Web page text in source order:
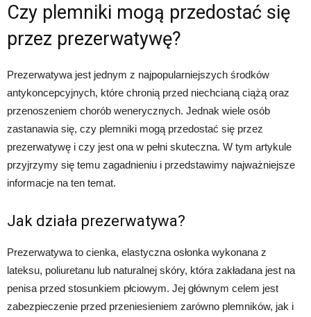
Czy plemniki mogą przedostać się
przez prezerwatywę?
Prezerwatywa jest jednym z najpopularniejszych środków
antykoncepcyjnych, które chronią przed niechcianą ciążą oraz
przenoszeniem chorób wenerycznych. Jednak wiele osób
zastanawia się, czy plemniki mogą przedostać się przez
prezerwatywę i czy jest ona w pełni skuteczna. W tym artykule
przyjrzymy się temu zagadnieniu i przedstawimy najważniejsze
informacje na ten temat.
Jak działa prezerwatywa?
Prezerwatywa to cienka, elastyczna osłonka wykonana z
lateksu, poliuretanu lub naturalnej skóry, która zakładana jest na
penisa przed stosunkiem płciowym. Jej głównym celem jest
zabezpieczenie przed przeniesieniem zarówno plemników, jak i